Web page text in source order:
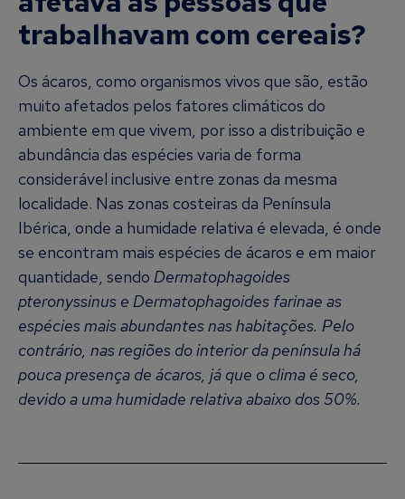
trabalhavam com cereais?
Os ácaros, como organismos vivos que são, estão
muito afetados pelos fatores climáticos do
ambiente em que vivem, por isso a distribuição e
abundância das espécies varia de forma
considerável inclusive entre zonas da mesma
localidade. Nas zonas costeiras da Península
Ibérica, onde a humidade relativa é elevada, é onde
se encontram mais espécies de ácaros e em maior
quantidade, sendo Dermatophagoides
pteronyssinus e Dermatophagoides farinae as
espécies mais abundantes nas habitações. Pelo
contrário, nas regiões do interior da península há
pouca presença de ácaros, já que o clima é seco,
devido a uma humidade relativa abaixo dos 50%.